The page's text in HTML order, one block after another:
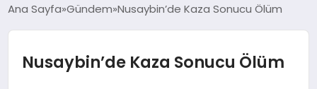
TEKNOLOJI
EKONOMI
Ana Sayfa Gündem Nusaybin’de Kaza Sonucu Ölüm
Nusaybin’de Kaza Sonucu Ölüm